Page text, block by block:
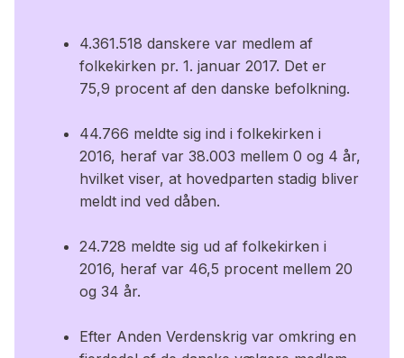
4.361.518 danskere var medlem af
folkekirken pr. 1. januar 2017. Det er
75,9 procent af den danske befolkning.
44.766 meldte sig ind i folkekirken i
2016, heraf var 38.003 mellem 0 og 4 år,
hvilket viser, at hovedparten stadig bliver
meldt ind ved dåben.
24.728 meldte sig ud af folkekirken i
2016, heraf var 46,5 procent mellem 20
og 34 år.
Efter Anden Verdenskrig var omkring en